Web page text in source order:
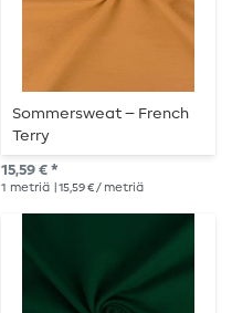
Sommersweat – French
Terry
15,59 € *
1 metriä | 15,59 € / metriä